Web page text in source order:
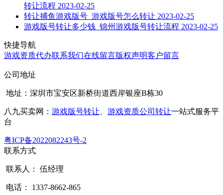
转让流程 2023-02-25
转让捕鱼游戏版号_游戏版号怎么转让 2023-02-25
游戏版号转让多少钱_锦州游戏版号转让流程 2023-02-25
快捷导航
游戏资质代办联系我们在线留言版权声明客户留言
公司地址
地址：深圳市宝安区新桥街道西岸银座B栋30
八九买卖网： 游戏版号转让 游戏资质公司转让一站式服务平
台
粤ICP备2022082243号-2
联系方式
联系人： 伍经理
电话： 1337-8662-865